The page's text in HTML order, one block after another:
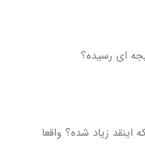
ای رسیده؟
زیاد شده؟ واقعا